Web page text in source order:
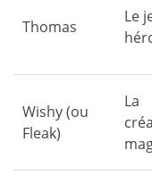
Thomas
Le
Wishy (ou
Fleak)
La